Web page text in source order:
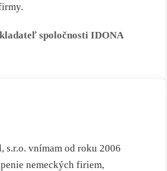
spoločnosti IDONA
s.r.o. vnímam od roku 2006
nemeckých firiem,